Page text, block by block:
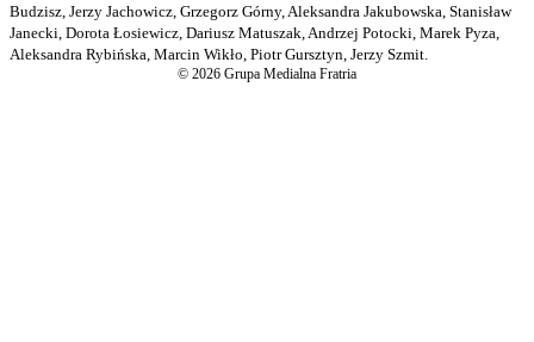
Budzisz, Jerzy Jachowicz, Grzegorz Górny, Aleksandra Jakubowska, Stanisław
Janecki, Dorota Łosiewicz, Dariusz Matuszak, Andrzej Potocki, Marek Pyza,
Aleksandra Rybińska, Marcin Wikło, Piotr Gursztyn, Jerzy Szmit.
© 2026 Grupa Medialna Fratria